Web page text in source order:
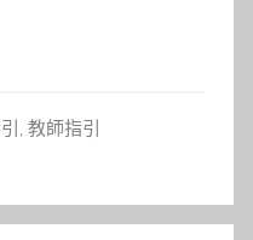
） 2️⃣填寫線上申
教師指引